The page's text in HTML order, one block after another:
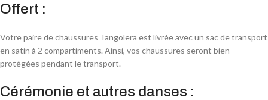
Offert :
Votre paire de chaussures Tangolera est livrée avec un sac de transport
en satin à 2 compartiments. Ainsi, vos chaussures seront bien
protégées pendant le transport.
Cérémonie et autres danses :